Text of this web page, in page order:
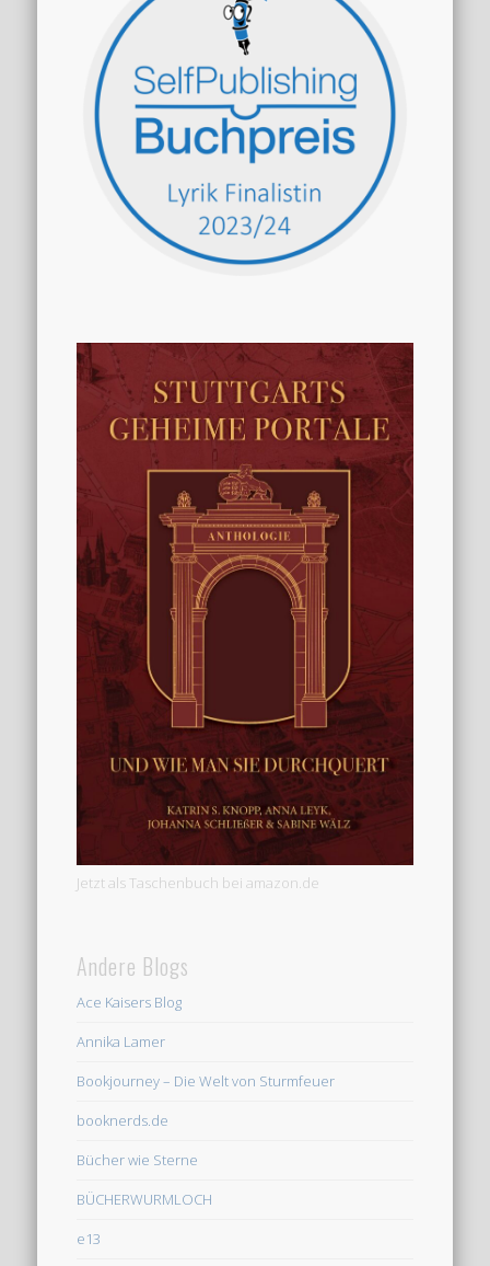
Jetzt als Taschenbuch bei amazon.de
Andere Blogs
Ace Kaisers Blog
Annika Lamer
Bookjourney – Die Welt von Sturmfeuer
booknerds.de
Bücher wie Sterne
BÜCHERWURMLOCH
e13